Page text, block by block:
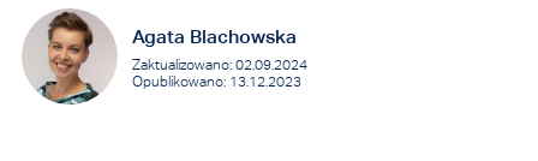
Agata Blachowska
Zaktualizowano: 02.09.2024
Opublikowano: 13.12.2023